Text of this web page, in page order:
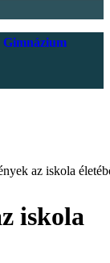
Gimnázium
az iskola
iskola